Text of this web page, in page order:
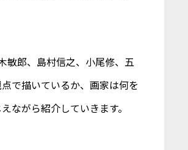
敏郎、島村信之、小尾修、五
で描いているか、画家は何を
ながら紹介していきます。